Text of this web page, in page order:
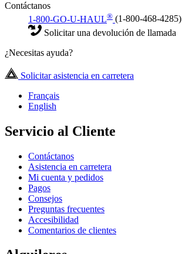
Contáctanos
1-800-GO-U-HAUL® (1-800-468-4285)
Solicitar una devolución de llamada
¿Necesitas ayuda?
Solicitar asistencia en carretera
Français
English
Servicio al Cliente
Contáctanos
Asistencia en carretera
Mi cuenta y pedidos
Pagos
Consejos
Preguntas frecuentes
Accesibilidad
Comentarios de clientes